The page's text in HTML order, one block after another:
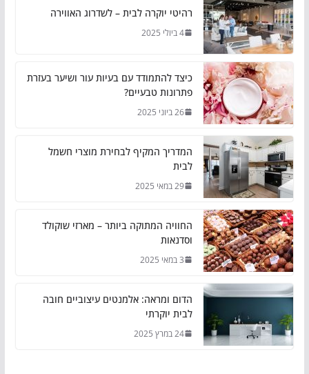
רהיטי יוקרה לבית – לשדרוג האווירה
4 ביולי 2025
כיצד להתמודד עם בעיות עור ושיער בעזרת
פתרונות טבעיים?
26 ביוני 2025
המדריך המקיף לבחירת מוצרי חשמל
לבית
29 במאי 2025
החוויה המתוקה ביותר – מארזי שוקולד
וסדנאות
3 במאי 2025
הדום ומראה: אלמנטים עיצוביים חובה
לבית יוקרתי
24 במרץ 2025